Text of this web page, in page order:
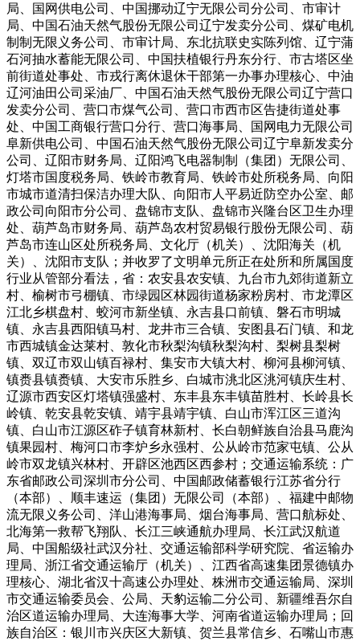
局、国网供电公司、中国挪动辽宁无限公司分公司、市审计
局、中国石油天然气股份无限公司辽宁发卖分公司、煤矿电机
制制无限义务公司、市审计局、东北抗联史实陈列馆、辽宁蒲
石河抽水蓄能无限公司、中国扶植银行丹东分行、市古塔区坐
前街道处事处、市戎行离休退休干部第一办事办理核心、中油
辽河油田公司采油厂、中国石油天然气股份无限公司辽宁营口
发卖分公司、营口市煤气公司、营口市西市区告捷街道处事
处、中国工商银行营口分行、营口海事局、国网电力无限公司
阜新供电公司、中国石油天然气股份无限公司辽宁阜新发卖分
公司、辽阳市财务局、辽阳鸿飞电器制制（集团）无限公司、
灯塔市国度税务局、铁岭市教育局、铁岭市处所税务局、向阳
市城市道清扫保洁办理大队、向阳市人平易近防空办公室、邮
政公司向阳市分公司、盘锦市支队、盘锦市兴隆台区卫生办理
处、葫芦岛市财务局、葫芦岛农村贸易银行股份无限公司、葫
芦岛市连山区处所税务局、文化厅（机关）、沈阳海关（机
关）、沈阳市支队；并收罗了文明单元所正在处所和所属国度
行业从管部分看法，省：农安县农安镇、九台市九郊街道新立
村、榆树市弓棚镇、市绿园区林园街道杨家粉房村、市龙潭区
江北乡棋盘村、蛟河市新坐镇、永吉县口前镇、磐石市明城
镇、永吉县西阳镇马村、龙井市三合镇、安图县石门镇、和龙
市西城镇金达莱村、敦化市秋梨沟镇秋梨沟村、梨树县梨树
镇、双辽市双山镇百禄村、集安市大镇大村、柳河县柳河镇、
镇赉县镇赉镇、大安市乐胜乡、白城市洮北区洮河镇庆生村、
辽源市西安区灯塔镇强盛村、东丰县东丰镇苗胜村、长岭县长
岭镇、乾安县乾安镇、靖宇县靖宇镇、白山市浑江区三道沟
镇、白山市江源区砟子镇育林新村、长白朝鲜族自治县马鹿沟
镇果园村、梅河口市李炉乡永强村、公从岭市范家屯镇、公从
岭市双龙镇兴林村、开辟区池西区西参村；交通运输系统：广
东省邮政公司深圳市分公司、中国邮政储蓄银行江苏省分行
（本部）、顺丰速运（集团）无限公司（本部）、福建中邮物
流无限义务公司、洋山港海事局、烟台海事局、营口航标处、
北海第一救帮飞翔队、长江三峡通航办理局、长江武汉航道
局、中国船级社武汉分社、交通运输部科学研究院、省运输办
理局、浙江省交通运输厅（机关）、江西省高速集团景德镇办
理核心、湖北省汉十高速公办理处、株洲市交通运输局、深圳
市交通运输委员会、公局、天豹运输二分公司、新疆维吾尔自
治区道运输办理局、大连海事大学、河南省道运输办理局；回
族自治区：银川市兴庆区大新镇、贺兰县常信乡、石嘴山市惠